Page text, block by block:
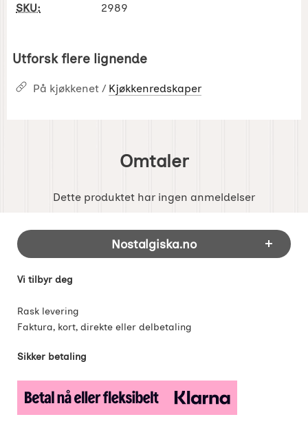
SKU: 2989
Utforsk flere lignende
På kjøkkenet / Kjøkkenredskaper
Omtaler
Dette produktet har ingen anmeldelser
Footer-innhold Blandet informasjon og
Nostalgiska.no
Vi tilbyr deg
Rask levering
Faktura, kort, direkte eller delbetaling
Sikker betaling